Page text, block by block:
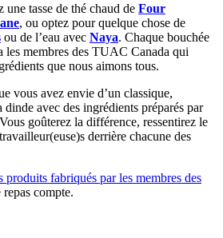
tasse de thé chaud de Four
, ou optez pour quelque chose de
ou de l’eau avec Naya. Chaque bouchée
les membres des TUAC Canada qui
que nous aimons tous.
vous avez envie d’un classique,
avec des ingrédients préparés par
goûterez la différence, ressentirez le
derrière chacune des
produits fabriqués par les membres des
compte.